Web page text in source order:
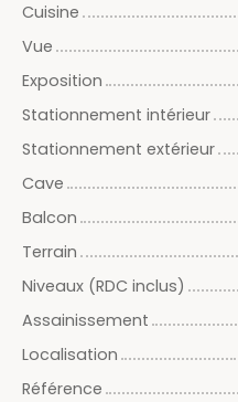
Cuisine
Vue
Exposition
Stationnement intérieur
Stationnement extérieur
Cave
Balcon
Terrain
Niveaux (RDC inclus)
Assainissement
Localisation
Référence